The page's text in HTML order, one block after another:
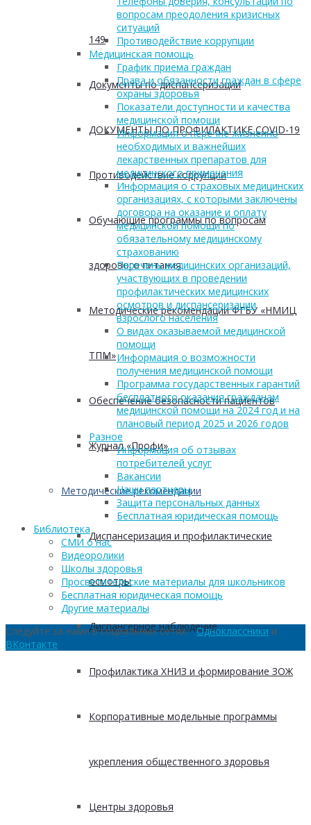
149
Документы по диспансеризации
ДОКУМЕНТЫ ПО ПРОФИЛАКТИКЕ COVID-19
Противодействие коррупции
Обучающие программы по вопросам
здорового питания
Методические рекомендации ФГБУ «НМИЦ
ТПМ»
Обеспечение безопасности пациентов
Журнал «Профи»
Методические рекомендации
Диспансеризация и профилактические
осмотры
Диспансерное наблюдение
Профилактика ХНИЗ и формирование ЗОЖ
Корпоративные модельные программы
укрепления общественного здоровья
Центры здоровья
вопросам преодоления кризисных
ситуаций
Противодействие коррупции
Медицинская помощь
График приема граждан
Права и обязанности граждан в сфере
охраны здоровья
Показатели доступности и качества
медицинской помощи
Информация о перечне жизненно
необходимых и важнейших
лекарственных препаратов для
медицинского применения
Информация о страховых медицинских
организациях, с которыми заключены
договора на оказание и оплату
медицинской помощи по
обязательному медицинскому
страхованию
Перечень медицинских организаций,
участвующих в проведении
профилактических медицинских
осмотров и диспансеризации
взрослого населения
О видах оказываемой медицинской
помощи
Информация о возможности
получения медицинской помощи
Программа государственных гарантий
бесплатного оказания гражданам
медицинской помощи на 2024 год и на
плановый период 2025 и 2026 годов
Разное
Информация об отзывах
потребителей услуг
Вакансии
Наши партнеры
Защита персональных данных
Бесплатная юридическая помощь
Библиотека
СМИ о нас
Видеоролики
Школы здоровья
Просветительские материалы для школьников
Бесплатная юридическая помощь
Другие материалы
Следуйте за нами в социальных сетях:Одноклассники и
ВКонтакте